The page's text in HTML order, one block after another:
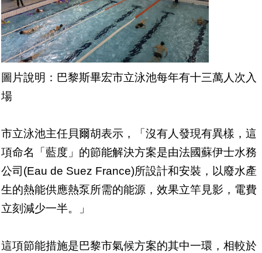
圖片說明：巴黎斯畢宏市立泳池每年有十三萬人次入
場
市立泳池主任貝爾胡表示，「沒有人發現有異樣，這
項命名「藍度」的節能解決方案是由法國蘇伊士水務
公司(Eau de Suez France)所設計和安裝，以廢水產
生的熱能供應熱泵所需的能源，效果立竿見影，電費
立刻減少一半。」
這項節能措施是巴黎市氣候方案的其中一環，相較於